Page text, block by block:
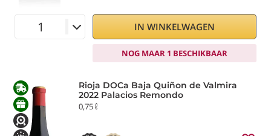
IN WINKELWAGEN
NOG MAAR 1 BESCHIKBAAR
Rioja DOCa Baja Quiñon de Valmira
2022 Palacios Remondo
0,75 ℓ